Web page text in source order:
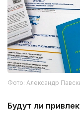
Фото: Александр
Будут ли